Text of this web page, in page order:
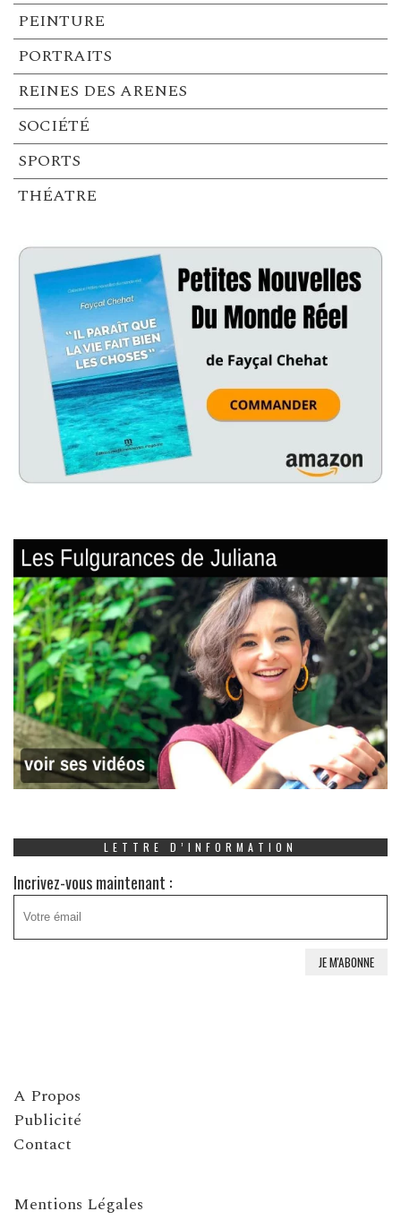
PEINTURE
PORTRAITS
REINES DES ARENES
SOCIÉTÉ
SPORTS
THÉATRE
LETTRE D’INFORMATION
Incrivez-vous maintenant :
A Propos
Publicité
Contact
Mentions Légales